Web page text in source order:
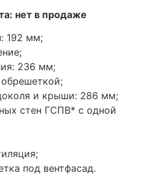
нет в продаже
192 мм;
236 мм;
обрешеткой;
и крыши: 286 мм;
стен ГСПВ* с одной
под вентфасад.